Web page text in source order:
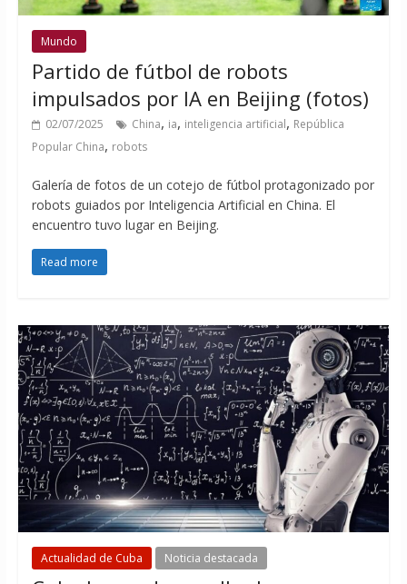
Mundo
Partido de fútbol de robots
impulsados por IA en Beijing (fotos)
02/07/2025 China, ia, inteligencia artificial, República
Popular China, robots
Galería de fotos de un cotejo de fútbol protagonizado por
robots guiados por Inteligencia Artificial en China. El
encuentro tuvo lugar en Beijing.
Read more
Actualidad de Cuba Noticia destacada